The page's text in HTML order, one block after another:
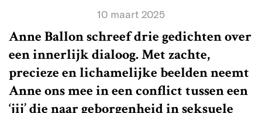
10 maart 2025
Anne Ballon schreef drie gedichten over
een innerlijk dialoog. Met zachte,
precieze en lichamelijke beelden neemt
Anne ons mee in een conflict tussen een
‘jij’ die naar geborgenheid in seksuele